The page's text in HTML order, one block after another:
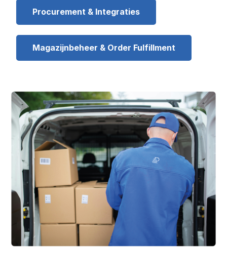
Procurement & Integraties
Magazijnbeheer & Order Fulfillment